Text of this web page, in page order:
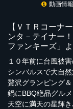
動画情報
【ＶＴＲコーナ
ンタ－テイナー
ファンキーズ」よ
１０年前に台風被
シンバルスで大自然
贅沢グランピング
鍋にBBQ絶品グル
天空に満天の星輝